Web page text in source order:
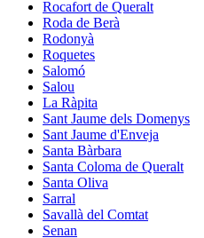
Rocafort de Queralt
Roda de Berà
Rodonyà
Roquetes
Salomó
Salou
La Ràpita
Sant Jaume dels Domenys
Sant Jaume d'Enveja
Santa Bàrbara
Santa Coloma de Queralt
Santa Oliva
Sarral
Savallà del Comtat
Senan